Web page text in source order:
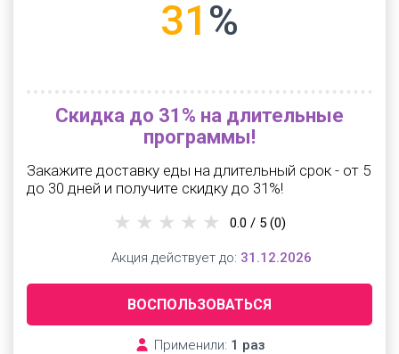
31 %
Скидка до 31% на длительные
программы!
Закажите доставку еды на длительный срок - от 5
до 30 дней и получите скидку до 31%!
ВОСПОЛЬЗОВАТЬСЯ
Применили: 1 раз
0.0 / 5 (0)
Акция действует до: 31.12.2026